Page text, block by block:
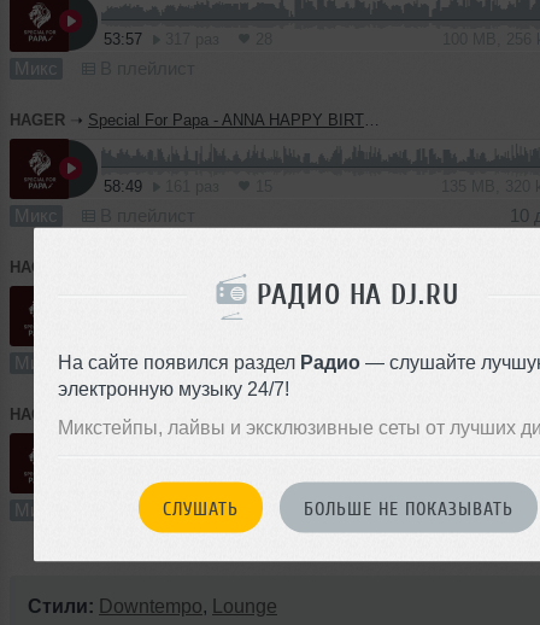
РАДИО НА DJ.RU
На сайте появился раздел Радио — слушайте
электронную музыку 24/7!
Микстейпы, лайвы и эксклюзивные сеты от лучших
СЛУШАТЬ БОЛЬШЕ НЕ ПОКАЗЫВАТЬ
53:57
Микс
HAGER ➝ Special For Papa - ANNA HAPPY BIRTHDAY /10.12.2025
58:49
Микс 10
HAGER
Микс В плейлист
HAGER Special For Papa - DISCODRON / 29.11.2025
119 раз 125 MB,
Микс В плейлист
Стили: Downtempo, Lounge